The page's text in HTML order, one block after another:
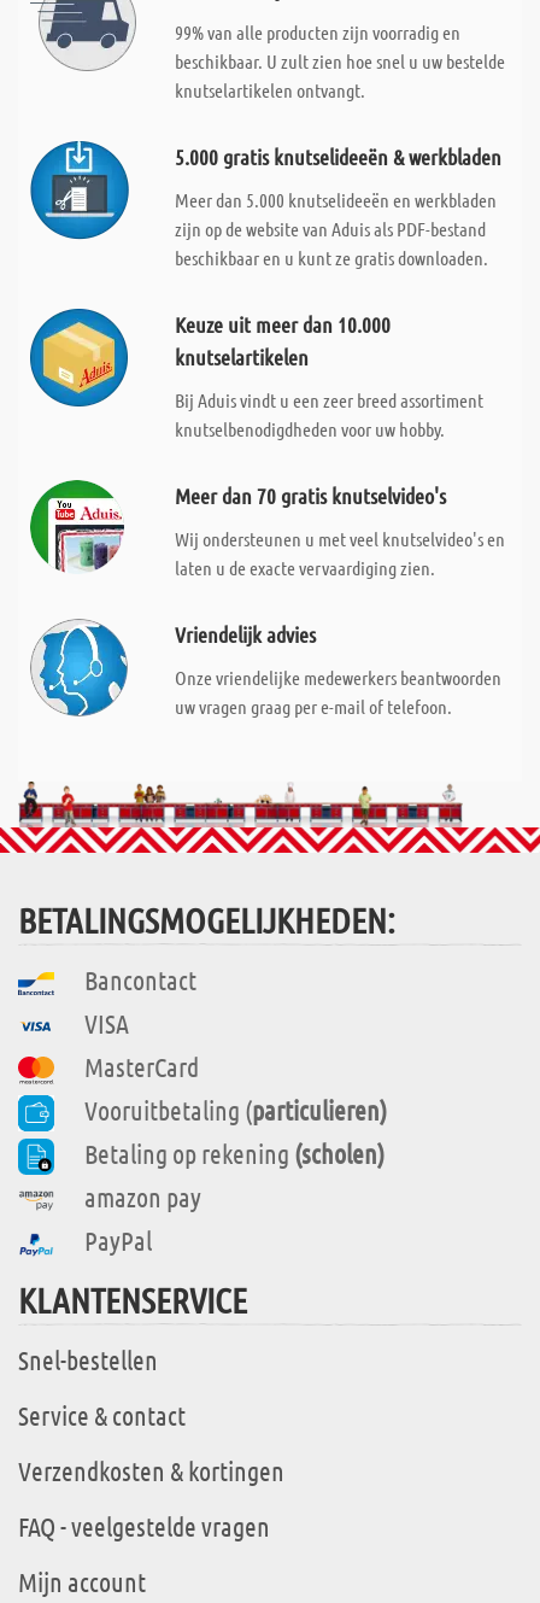
99% van alle producten zijn voorradig en
beschikbaar. U zult zien hoe snel u uw bestelde
knutselartikelen ontvangt.
5.000 gratis knutselideeën & werkbladen
Meer dan 5.000 knutselideeën en werkbladen
zijn op de website van Aduis als PDF-bestand
beschikbaar en u kunt ze gratis downloaden.
Keuze uit meer dan 10.000
knutselartikelen
Bij Aduis vindt u een zeer breed assortiment
knutselbenodigdheden voor uw hobby.
Meer dan 70 gratis knutselvideo's
Wij ondersteunen u met veel knutselvideo's en
laten u de exacte vervaardiging zien.
Vriendelijk advies
Onze vriendelijke medewerkers beantwoorden
uw vragen graag per e-mail of telefoon.
BETALINGSMOGELIJKHEDEN:
Bancontact
VISA
MasterCard
Vooruitbetaling (particulieren)
Betaling op rekening (scholen)
amazon pay
PayPal
KLANTENSERVICE
Snel-bestellen
Service & contact
Verzendkosten & kortingen
FAQ - veelgestelde vragen
Mijn account